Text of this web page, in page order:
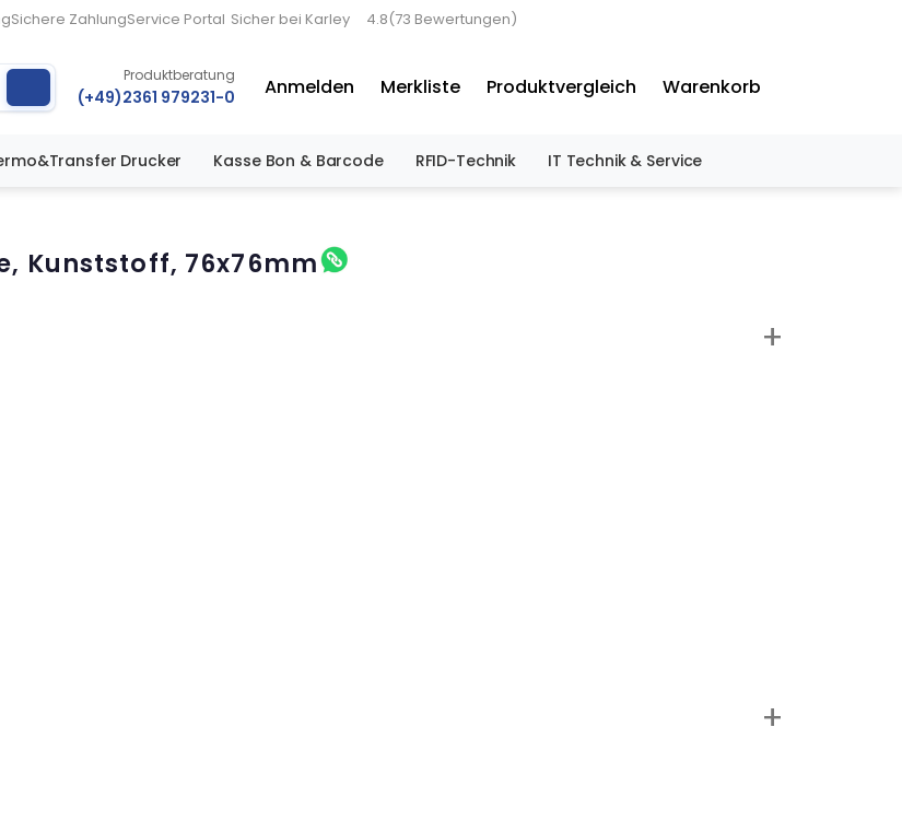
Sichere ZahlungService Portal Sicher bei Karley 4.8(73 Bewertungen)
Produktberatung
(+49)2361 979231-0 Anmelden Merkliste Produktvergleich Warenkorb
Drucker Kasse Bon & Barcode RFID-Technik IT Technik & Service
Kunststoff, 76x76mm
+
+